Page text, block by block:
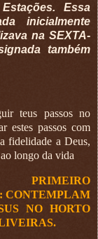
Essa
inicialmente
na SEXTA-
também
teus passos no
estes passos com
fidelidade a Deus,
longo da vida
CONTEMPLAM
NO HORTO